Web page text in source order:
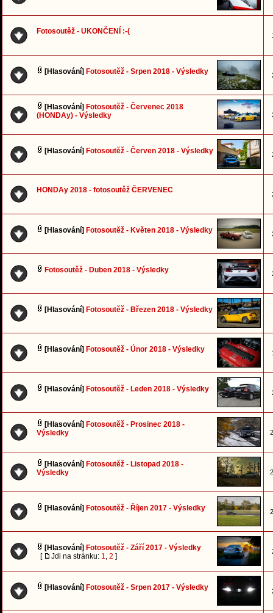
Fotosoutěž - UKONČENÍ :-(
[Hlasování] Fotosoutěž - Srpen 2018 - Výsledky
[Hlasování] Fotosoutěž - Červenec 2018
(HONDAy) - Výsledky
[Hlasování] Fotosoutěž - Červen 2018 - Výsledky
HONDAy 2018 - fotosoutěž ČERVENEC
[Hlasování] Fotosoutěž - Květen 2018 - Výsledky
Fotosoutěž - Duben 2018 - Výsledky
[Hlasování] Fotosoutěž - Březen 2018 - Výsledky
[Hlasování] Fotosoutěž - Únor 2018 - Výsledky
[Hlasování] Fotosoutěž - Leden 2018 - Výsledky
[Hlasování] Fotosoutěž - Prosinec 2018 -
Výsledky
[Hlasování] Fotosoutěž - Listopad 2018 -
Výsledky
[Hlasování] Fotosoutěž - Říjen 2017 - Výsledky
[Hlasování] Fotosoutěž - Září 2017 - Výsledky
[
Jdi na stránku: 1, 2 ]
[Hlasování] Fotosoutěž - Srpen 2017 - Výsledky